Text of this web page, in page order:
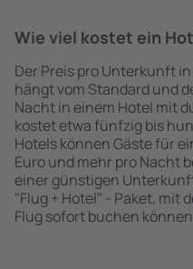
Wie viel kostet ein
Der Preis pro Unterkunft
hängt vom Standard und
Nacht in einem Hotel mit
kostet etwa fünfzig bis
Hotels können Gäste für
Euro und mehr pro Nacht
einer günstigen
"Flug + Hotel" - Paket, mit
Flug sofort buchen